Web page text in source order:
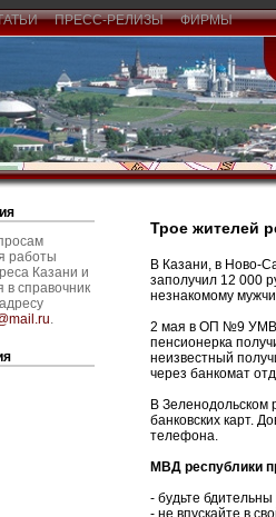
ПРЕСС-РЕЛИЗЫ ФИРМЫ
работы
Казани и
в справочник
.
Трое жителей
В Казани, в Ново-
заполучил 12 000
незнакомому
2 мая в ОП №9 УМВД
пенсионерка
неизвестный
через банкомат
В Зеленодольском
банковских карт.
телефона.
МВД республики
- будьте
- не впускайте в